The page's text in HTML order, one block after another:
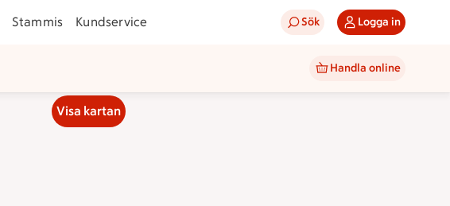
Stammis Kundservice Sök Logga in
Handla online
Visa kartan